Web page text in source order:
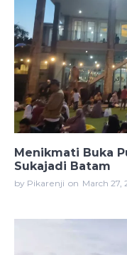
Menikmati Buka
Sukajadi Batam
by Pikarenji on March 27,